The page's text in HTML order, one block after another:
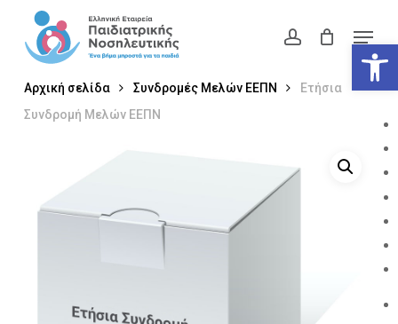
content
account
Menu
Αρχική σελίδα Συνδρομές Μελών ΕΕΠΝ
Ετήσια
Συνδρομή Μελών ΕΕΠΝ
Close
Menu